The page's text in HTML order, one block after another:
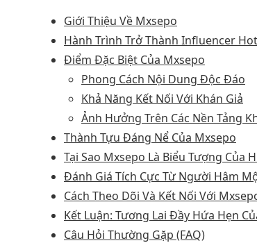
Giới Thiệu Về Mxsepo
Hành Trình Trở Thành Influencer
Điểm Đặc Biệt Của Mxsepo
Phong Cách Nội Dung Độc Đáo
Khả Năng Kết Nối Với Khán Giả
Ảnh Hưởng Trên Các Nền Tảng
Thành Tựu Đáng Nể Của Mxsepo
Tại Sao Mxsepo Là Biểu Tượng Của
Đánh Giá Tích Cực Từ Người Hâm
Cách Theo Dõi Và Kết Nối Với
Kết Luận: Tương Lai Đầy Hứa Hẹn
Câu Hỏi Thường Gặp (FAQ)